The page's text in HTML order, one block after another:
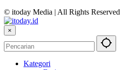
© itoday Media | All Rights Reserved
×
Kategori